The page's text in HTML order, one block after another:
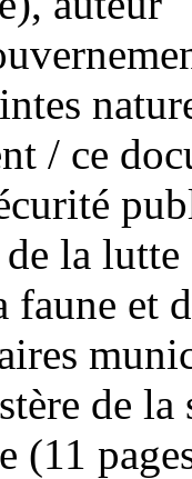
/ ce
la lutte
faune et
de
(11